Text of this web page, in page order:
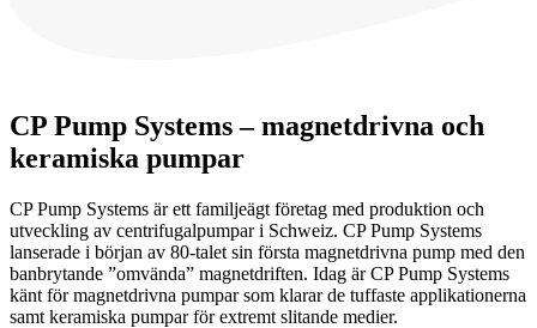
CP Pump Systems – magnetdrivna och
keramiska pumpar
CP Pump Systems är ett familjeägt företag med produktion och
utveckling av centrifugalpumpar i Schweiz. CP Pump Systems
lanserade i början av 80-talet sin första magnetdrivna pump med den
banbrytande ”omvända” magnetdriften. Idag är CP Pump Systems
känt för magnetdrivna pumpar som klarar de tuffaste applikationerna
samt keramiska pumpar för extremt slitande medier.